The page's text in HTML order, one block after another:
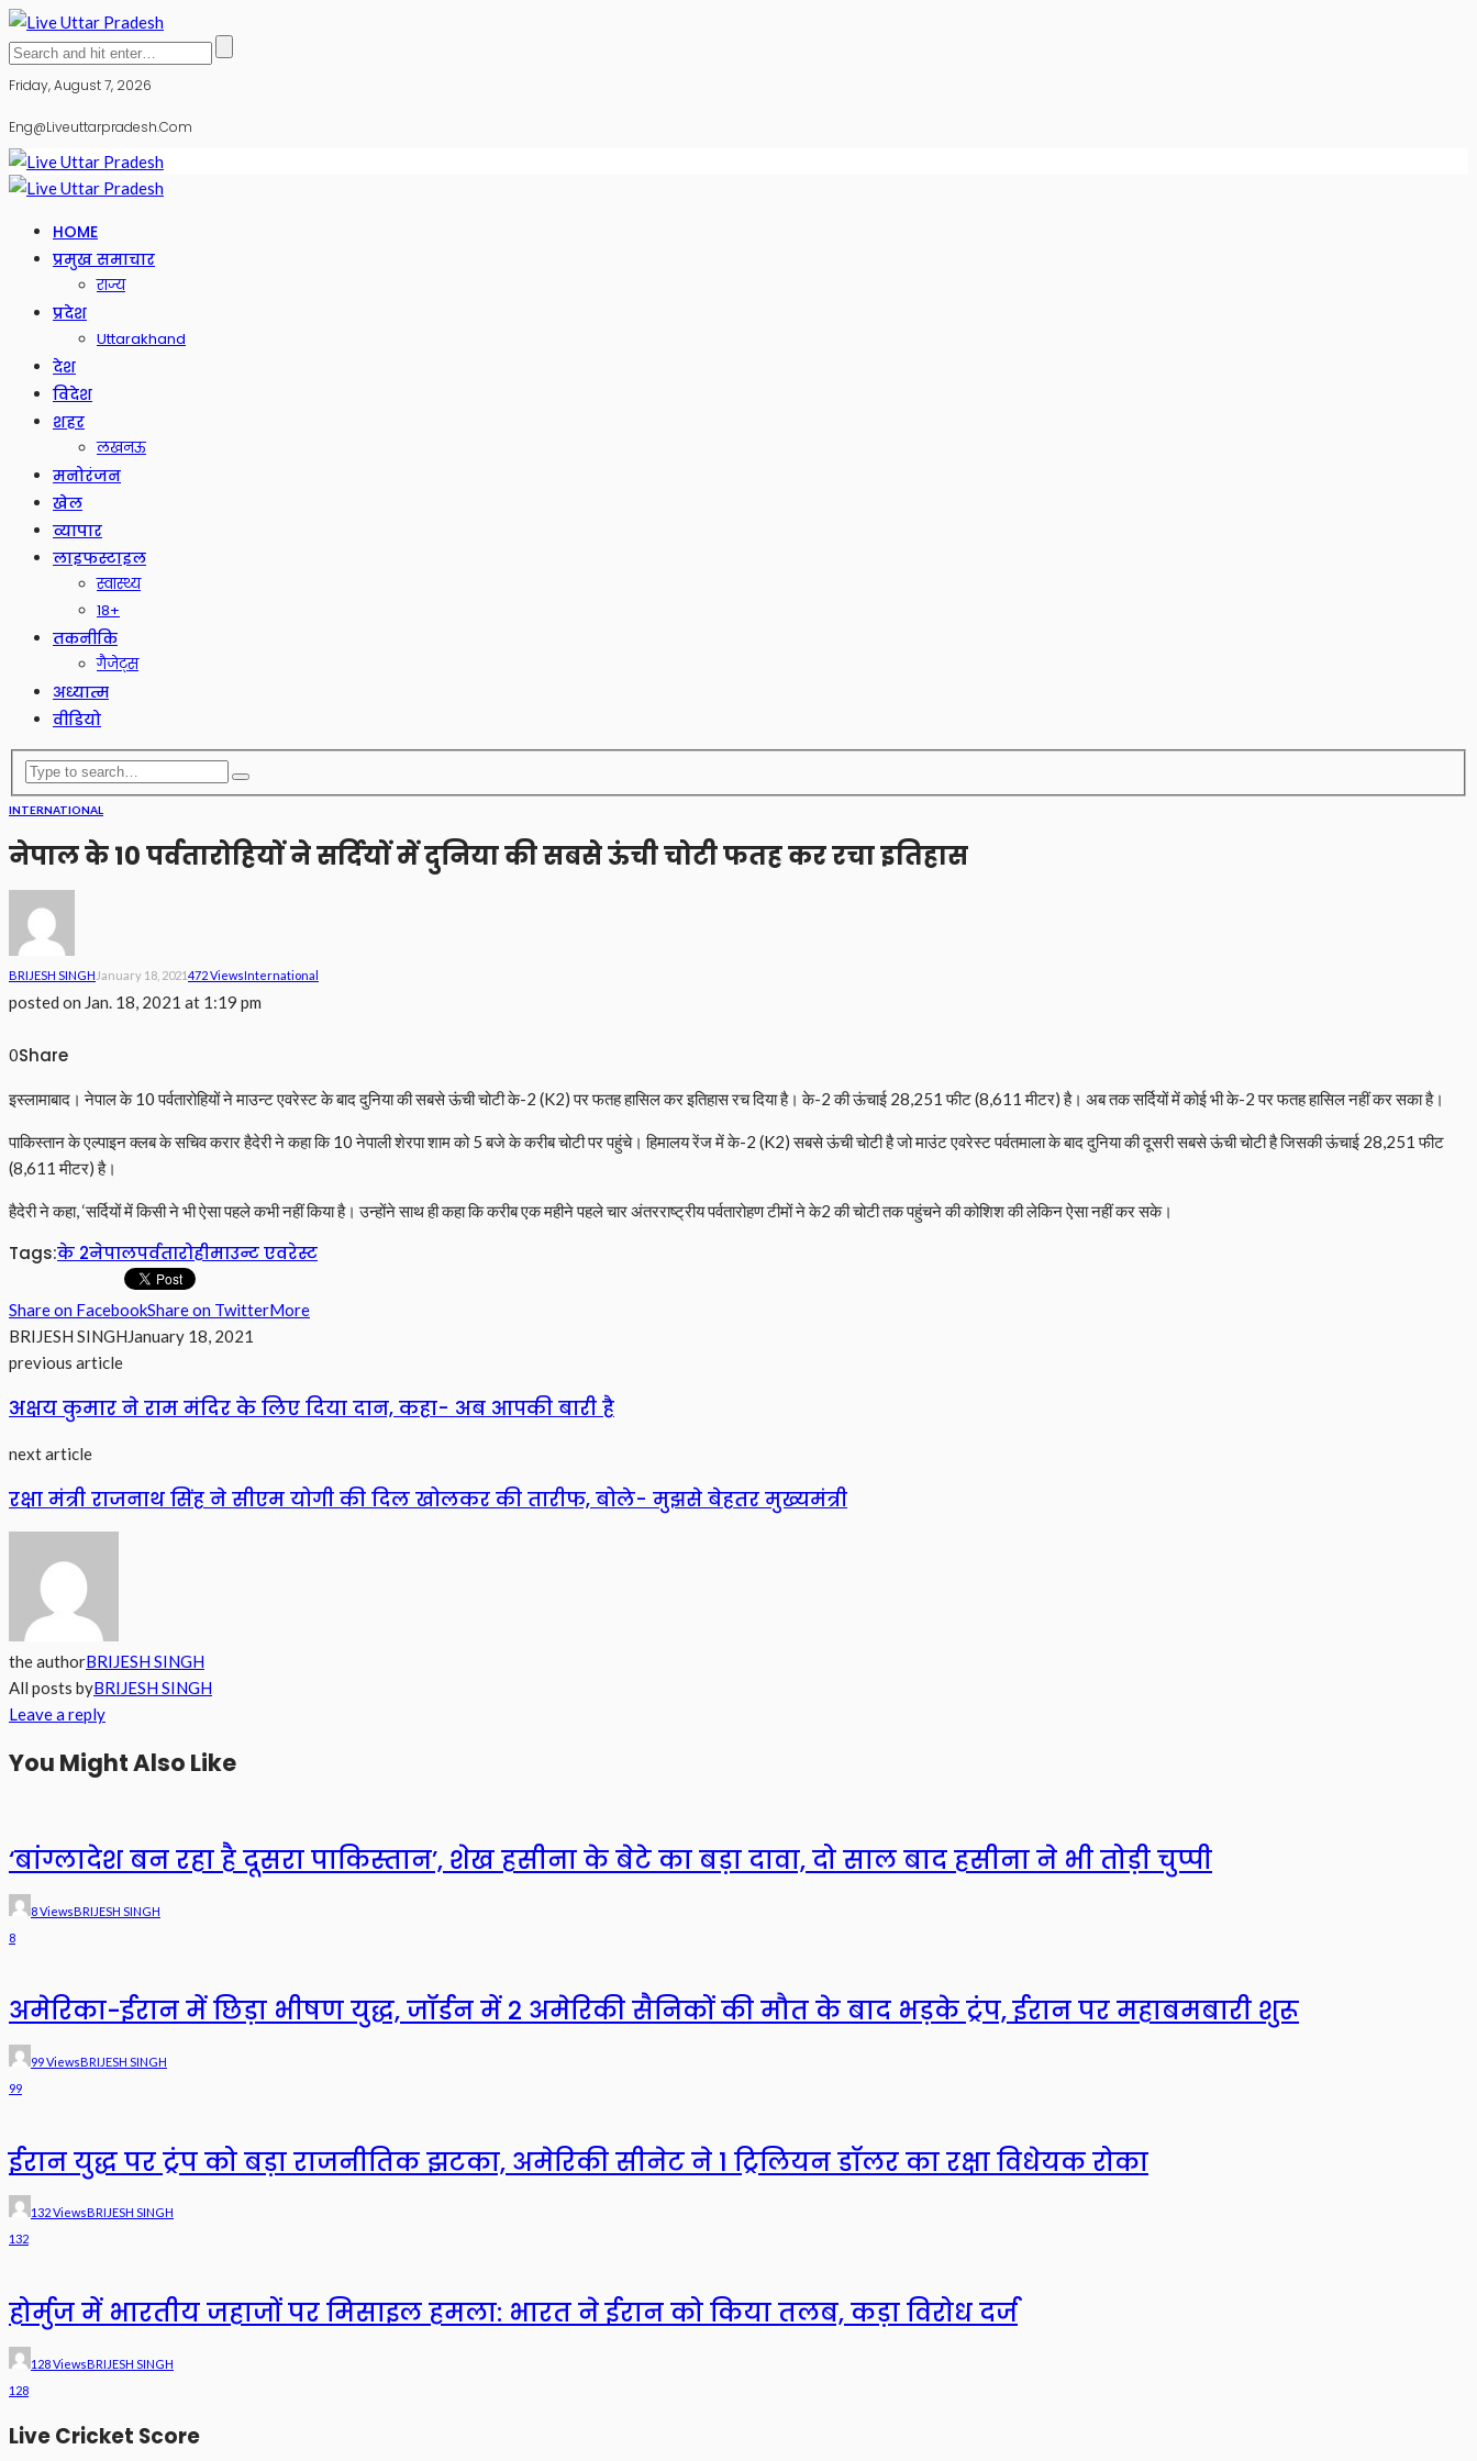
Friday, August 7, 2026
Eng@liveuttarpradesh.com
HOME
प्रमुख समाचार
राज्य
प्रदेश
Uttarakhand
देश
विदेश
शहर
लखनऊ
मनोरंजन
खेल
व्यापार
लाइफस्टाइल
स्वास्थ्य
18+
तकनीकि
गैजेट्स
अध्यात्म
वीडियो
INTERNATIONAL
नेपाल के 10 पर्वतारोहियों ने सर्दियों में दुनिया की सबसे ऊंची चोटी फतह कर रचा इतिहास
BRIJESH SINGH January 18, 2021472 ViewsInternational
posted on Jan. 18, 2021 at 1:19 pm
0Share
इस्लामाबाद। नेपाल के 10 पर्वतारोहियों ने माउन्ट एवरेस्ट के बाद दुनिया की सबसे ऊंची चोटी के-2 (K2) पर फतह हासिल कर इतिहास रच दिया है। के-2 की ऊंचाई 28,251 फीट (8,611 मीटर) है। अब तक सर्दियों में कोई भी के-2 पर फतह हासिल नहीं कर सका है।
पाकिस्तान के एल्पाइन क्लब के सचिव करार हैदेरी ने कहा कि 10 नेपाली शेरपा शाम को 5 बजे के करीब चोटी पर पहुंचे। हिमालय रेंज में के-2 (K2) सबसे ऊंची चोटी है जो माउंट एवरेस्ट पर्वतमाला के बाद दुनिया की दूसरी सबसे ऊंची चोटी है जिसकी ऊंचाई 28,251 फीट
(8,611 मीटर) है।
हैदेरी ने कहा, ‘सर्दियों में किसी ने भी ऐसा पहले कभी नहीं किया है। उन्होंने साथ ही कहा कि करीब एक महीने पहले चार अंतरराष्ट्रीय पर्वतारोहण टीमों ने के2 की चोटी तक पहुंचने की कोशिश की लेकिन ऐसा नहीं कर सके।
Tags:के 2नेपालपर्वतारोहीमाउन्ट एवरेस्ट
Share on FacebookShare on TwitterMore
BRIJESH SINGHJanuary 18, 2021
previous article
अक्षय कुमार ने राम मंदिर के लिए दिया दान, कहा- अब आपकी बारी है
next article
रक्षा मंत्री राजनाथ सिंह ने सीएम योगी की दिल खोलकर की तारीफ, बोले- मुझसे बेहतर मुख्यमंत्री
the authorBRIJESH SINGH
All posts byBRIJESH SINGH
Leave a reply
You Might Also Like
‘बांग्लादेश बन रहा है दूसरा पाकिस्तान’, शेख हसीना के बेटे का बड़ा दावा, दो साल बाद हसीना ने भी तोड़ी चुप्पी
8 ViewsBRIJESH SINGH
8
अमेरिका-ईरान में छिड़ा भीषण युद्ध, जॉर्डन में 2 अमेरिकी सैनिकों की मौत के बाद भड़के ट्रंप, ईरान पर महाबमबारी शुरू
99 ViewsBRIJESH SINGH
99
ईरान युद्ध पर ट्रंप को बड़ा राजनीतिक झटका, अमेरिकी सीनेट ने 1 ट्रिलियन डॉलर का रक्षा विधेयक रोका
132 ViewsBRIJESH SINGH
132
होर्मुज में भारतीय जहाजों पर मिसाइल हमला: भारत ने ईरान को किया तलब, कड़ा विरोध दर्ज
128 ViewsBRIJESH SINGH
128
Live Cricket Score